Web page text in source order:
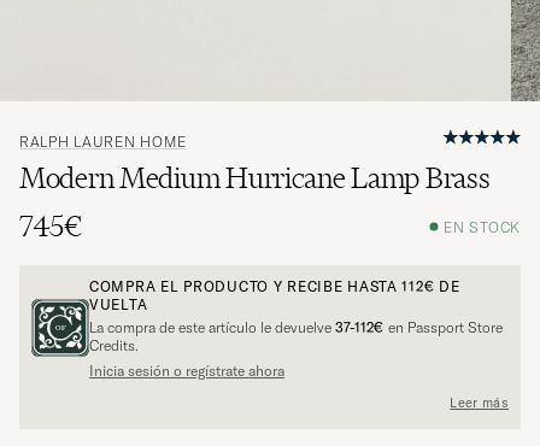
RALPH LAUREN HOME
Modern Medium Hurricane Lamp Brass
745€
EN STOCK
COMPRA EL PRODUCTO Y RECIBE HASTA112€ DE
VUELTA
La compra de este artículo le devuelve 37-112€ en Passport Store
Credits.
Inicia sesión o regístrate ahora
Leer más